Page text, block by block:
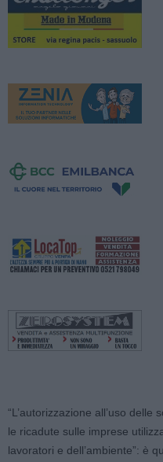
“L’autorizzazione all’uso
le ricadute sulle imprese
lavoratori e dell’ambiente”: è